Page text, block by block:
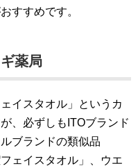
すすめです。
薬局
イスタオル」というカ
、必ずしもITOブランド
ブランドの類似品
ェイスタオル」、ウエ